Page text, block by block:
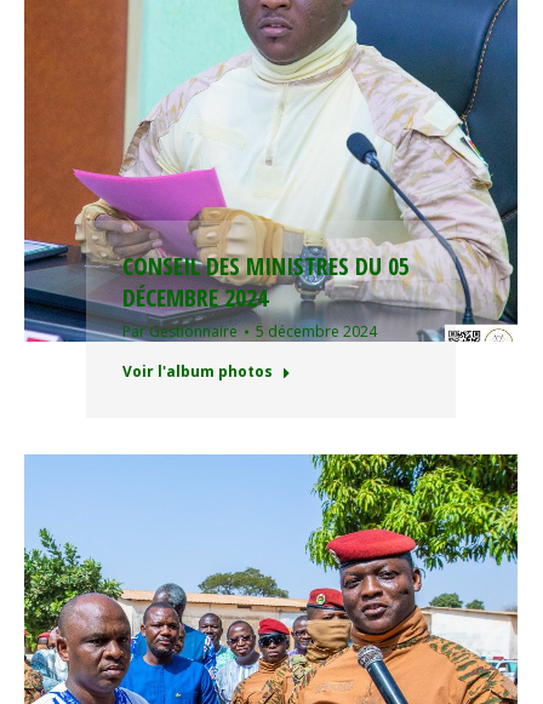
CONSEIL DES MINISTRES DU 05
DÉCEMBRE 2024
ParGestionnaire
5 décembre 2024
Voir l'album photos